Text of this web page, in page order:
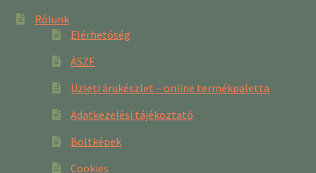
Rólunk
Elérhetőség
ÁSZF
Üzleti árukészlet – online termékpaletta
Adatkezelési tájékoztató
Boltképek
Cookies